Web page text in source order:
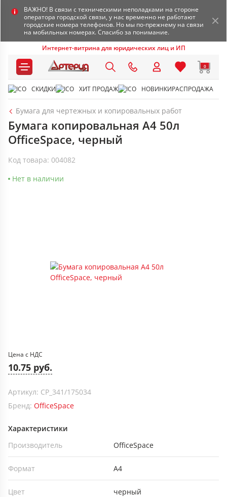
ВАЖНО! В связи с техническими неполадками на стороне
оператора городской связи, у нас временно не работают
городские номера телефонов. Но мы по-прежнему на связи
на мобильных номерах. Спасибо за понимание.
Интернет-витрина для юридических лиц и ИП
0
СКИДКИ ХИТ ПРОДАЖ НОВИНКИРАСПРОДАЖА
Бумага для чертежных и копировальных работ
Бумага копировальная А4 50л
OfficeSpace, черный
Код товара: 004082
Нет в наличии
Цена с НДС
10.75 руб.
Артикул: CP_341/175034
Бренд: OfficeSpace
Характеристики
Производитель
OfficeSpace
Формат А4
Цвет черный